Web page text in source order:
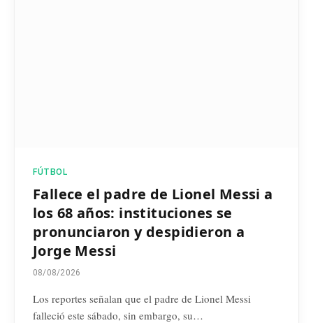
FÚTBOL
Fallece el padre de Lionel Messi a
los 68 años: instituciones se
pronunciaron y despidieron a
Jorge Messi
08/08/2026
Los reportes señalan que el padre de Lionel Messi
falleció este sábado, sin embargo, su…